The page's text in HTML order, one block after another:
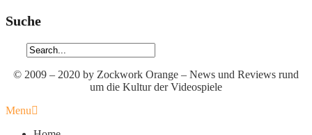
Suche
© 2009 – 2020 by Zockwork Orange – News und Reviews rund
um die Kultur der Videospiele
Menu